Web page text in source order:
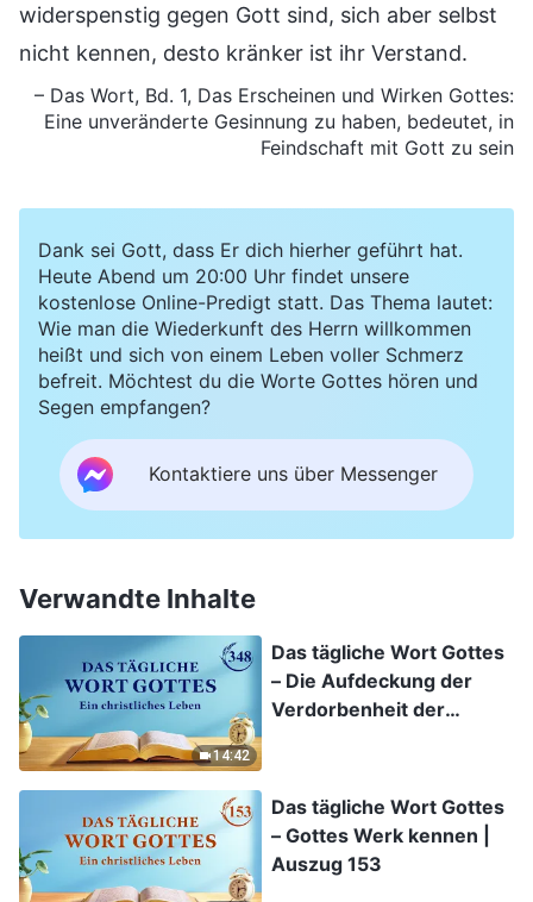
widerspenstig gegen Gott sind, sich aber selbst
nicht kennen, desto kränker ist ihr Verstand.
– Das Wort, Bd. 1, Das Erscheinen und Wirken Gottes:
Eine unveränderte Gesinnung zu haben, bedeutet, in
Feindschaft mit Gott zu sein
Dank sei Gott, dass Er dich hierher geführt hat.
Heute Abend um 20:00 Uhr findet unsere
kostenlose Online-Predigt statt. Das Thema lautet:
Wie man die Wiederkunft des Herrn willkommen
heißt und sich von einem Leben voller Schmerz
befreit. Möchtest du die Worte Gottes hören und
Segen empfangen?
Kontaktiere uns über Messenger
Verwandte Inhalte
14:42
Das tägliche Wort Gottes
– Die Aufdeckung der
Verdorbenheit der
Das tägliche Wort Gottes
– Gottes Werk kennen |
Auszug 153